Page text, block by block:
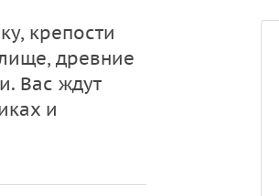
крепости
древние
Вас ждут
и